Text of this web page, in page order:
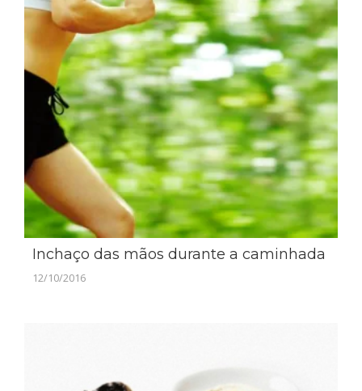
Inchaço das mãos durante a caminhada
12/10/2016